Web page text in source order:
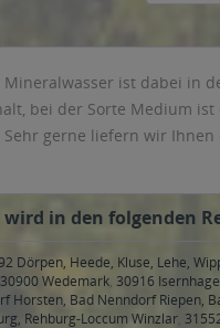
ist dabei in
bei der Sorte Medium
Sehr gerne liefern wir
in den folgenden
Dörpen, Heede, Kluse, Lehe,
30900 Wedemark, 30916
Horsten, Bad Nenndorf Riepen,
Rehburg-Loccum Winzlar